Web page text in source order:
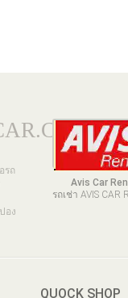
รถ
อง
Avis Car
รถเช่า AVIS CAR
QUOCK SHOP